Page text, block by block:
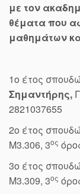
με τον
θέματα που
μαθημάτων
1ο έτος
Σημαντήρης,
2821037655
2ο έτος
M3.306, 3ος
3ο έτος
M3.309, 3ος